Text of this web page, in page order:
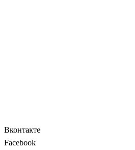
Вконтакте
Facebook